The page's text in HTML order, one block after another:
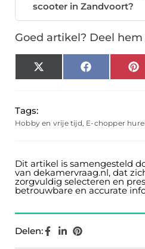
scooter in Zandvoort?
Goed artikel? Deel
X
(Twitter)
Facebook
Tags:
Hobby en vrije tijd, E-chopper
Dit artikel is samengesteld
van dekamervraag.nl, dat
zorgvuldig selecteren en
betrouwbare en accurate
Delen: